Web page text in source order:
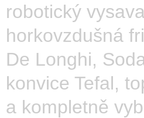
robotický
horkovzdušná
De Longhi,
konvice Tefal,
a kompletně